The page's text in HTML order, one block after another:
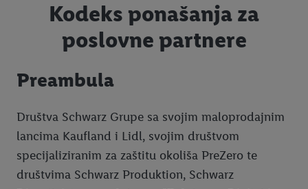
Zaštita osobnih podataka
Odredbe o zaštiti osobnih podataka na našim društvenim
Informacije o obradi podataka u trgovini, poslovnih partnera,
Informacije o obradi podataka putem sustava Digitalno zrcalo
Pregled kolačića
Compliance
Kodeks ponašanja za poslovne partnere
Obavijesti za kupce
Tablica veličina
Obavijest o izdavanju R1 računa
Lidlova poklon kartica
Opći uvjeti poslovanja za Lidl poklon karticu
Karijere
Kodeks ponašanja za
poslovne partnere
Preambula
Društva Schwarz Grupe sa svojim maloprodajnim
lancima Kaufland i Lidl, svojim društvom
specijaliziranim za zaštitu okoliša PreZero te
društvima Schwarz Produktion, Schwarz